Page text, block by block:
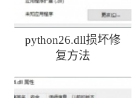
python26.dll损坏修
复方法